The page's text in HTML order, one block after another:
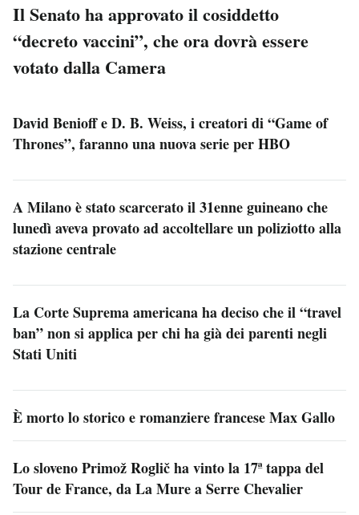
Il Senato ha approvato il cosiddetto
“decreto vaccini”, che ora dovrà essere
votato dalla Camera
David Benioff e D. B. Weiss, i creatori di “Game of
Thrones”, faranno una nuova serie per HBO
A Milano è stato scarcerato il 31enne guineano che
lunedì aveva provato ad accoltellare un poliziotto alla
stazione centrale
La Corte Suprema americana ha deciso che il “travel
ban” non si applica per chi ha già dei parenti negli
Stati Uniti
È morto lo storico e romanziere francese Max Gallo
Lo sloveno Primož Roglič ha vinto la 17ª tappa del
Tour de France, da La Mure a Serre Chevalier